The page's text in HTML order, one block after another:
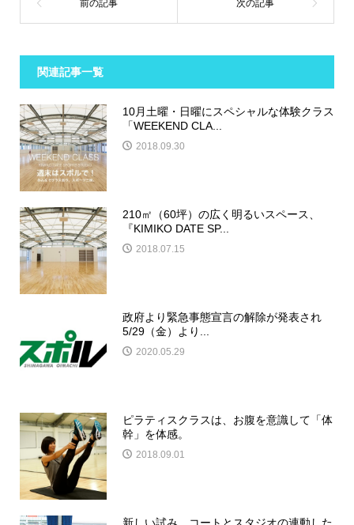
関連記事一覧
10月土曜・日曜にスペシャルな体験クラス
「WEEKEND CLA...
2018.09.30
210㎡（60坪）の広く明るいスペース、
『KIMIKO DATE SP...
2018.07.15
政府より緊急事態宣言の解除が発表され
5/29（金）より...
2020.05.29
ピラティスクラスは、お腹を意識して「体
幹」を体感。
2018.09.01